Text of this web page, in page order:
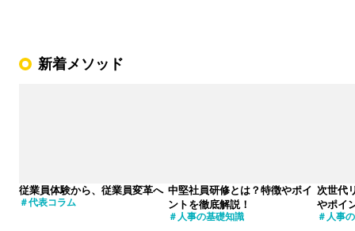
新着メソッド
従業員体験から、従業員変革へ
代表コラム
中堅社員研修とは？特徴やポイ
ントを徹底解説！
人事の基礎知識
次世代
やポイ
人事